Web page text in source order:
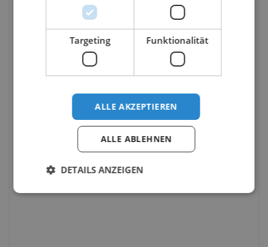
Targeting Funktionalität
ALLE AKZEPTIEREN
ALLE ABLEHNEN
DETAILS ANZEIGEN